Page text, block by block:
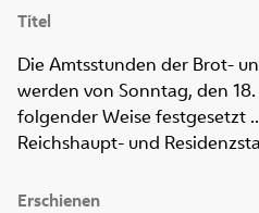
Titel
Die Amtsstunden der Brot-
werden von Sonntag, den 18.
folgender Weise festgesetzt
Reichshaupt- und
Erschienen